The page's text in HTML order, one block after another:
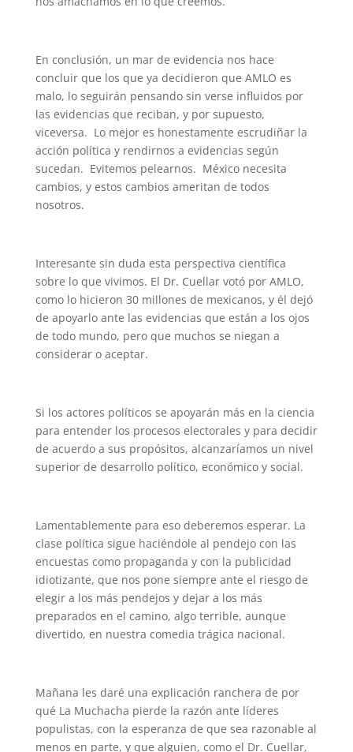
En conclusión, un mar de evidencia nos hace
concluir que los que ya decidieron que AMLO es
malo, lo seguirán pensando sin verse influidos por
las evidencias que reciban, y por supuesto,
viceversa. Lo mejor es honestamente escrudiñar la
acción política y rendirnos a evidencias según
sucedan. Evitemos pelearnos. México necesita
cambios, y estos cambios ameritan de todos
nosotros.
Interesante sin duda esta perspectiva científica
sobre lo que vivimos. El Dr. Cuellar votó por AMLO,
como lo hicieron 30 millones de mexicanos, y él dejó
de apoyarlo ante las evidencias que están a los ojos
de todo mundo, pero que muchos se niegan a
considerar o aceptar.
Si los actores políticos se apoyarán más en la ciencia
para entender los procesos electorales y para decidir
de acuerdo a sus propósitos, alcanzaríamos un nivel
superior de desarrollo político, económico y social.
Lamentablemente para eso deberemos esperar. La
clase política sigue haciéndole al pendejo con las
encuestas como propaganda y con la publicidad
idiotizante, que nos pone siempre ante el riesgo de
elegir a los más pendejos y dejar a los más
preparados en el camino, algo terrible, aunque
divertido, en nuestra comedia trágica nacional.
Mañana les daré una explicación ranchera de por
qué La Muchacha pierde la razón ante líderes
populistas, con la esperanza de que sea razonable al
menos en parte, y que alguien, como el Dr. Cuellar,